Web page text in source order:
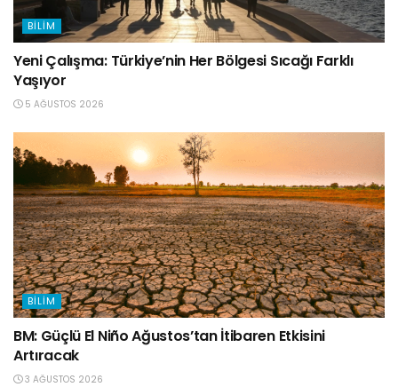
BILIM
Yeni Çalışma: Türkiye’nin Her Bölgesi Sıcağı Farklı
Yaşıyor
5 AĞUSTOS 2026
BILIM
BM: Güçlü El Niño Ağustos’tan İtibaren Etkisini
Artıracak
3 AĞUSTOS 2026